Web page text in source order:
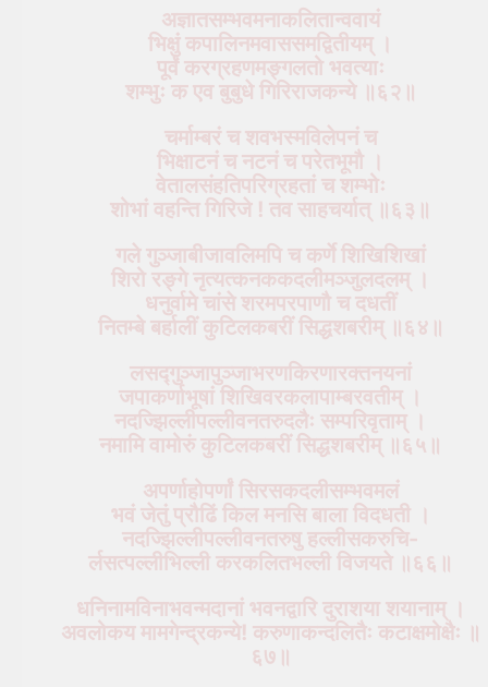
अज्ञातसम्भवमनाकलितान्ववायं
भिक्षुं कपालिनमवाससमद्वितीयम् ।
पूर्वं करग्रहणमङ्गलतो भवत्याः
शम्भुः क एव बुबुधे गिरिराजकन्ये ॥६२॥
चर्माम्बरं च शवभस्मविलेपनं च
भिक्षाटनं च नटनं च परेतभूमौ ।
वेतालसंहतिपरिग्रहतां च शम्भोः
शोभां वहन्ति गिरिजे ! तव साहचर्यात् ॥६३॥
गले गुञ्जाबीजावलिमपि च कर्णे शिखिशिखां
शिरो रङ्गे नृत्यत्कनककदलीमञ्जुलदलम् ।
धनुर्वामे चांसे शरमपरपाणौ च दधतीं
नितम्बे बर्हालीं कुटिलकबरीं सिद्धशबरीम् ॥६४॥
लसद्गुञ्जापुञ्जाभरणकिरणारक्तनयनां
जपाकर्णाभूषां शिखिवरकलापाम्बरवतीम् ।
नदज्झिल्लीपल्लीवनतरुदलैः सम्परिवृताम् ।
नमामि वामोरुं कुटिलकबरीं सिद्धशबरीम् ॥६५॥
अपर्णाहोपर्णां सिरसकदलीसम्भवमलं
भवं जेतुं प्रौढिं किल मनसि बाला विदधती ।
नदज्झिल्लीपल्लीवनतरुषु हल्लीसकरुचि-
र्लसत्पल्लीभिल्ली करकलितभल्ली विजयते ॥६६॥
धनिनामविनाभवन्मदानां भवनद्वारि दुराशया शयानाम् ।
अवलोकय मामगेन्द्रकन्ये! करुणाकन्दलितैः कटाक्षमोक्षैः ॥
६७॥